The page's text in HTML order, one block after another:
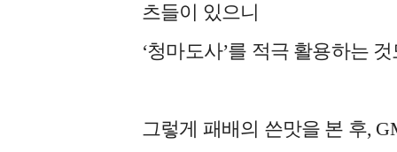
츠들이 있으니
‘청마도사’를 적극 활용하는
그렇게 패배의 쓴맛을 본 후,